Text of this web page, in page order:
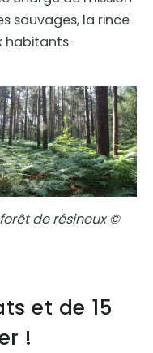
sauvages, la rince
habitants-
de résineux ©
et de 15
!